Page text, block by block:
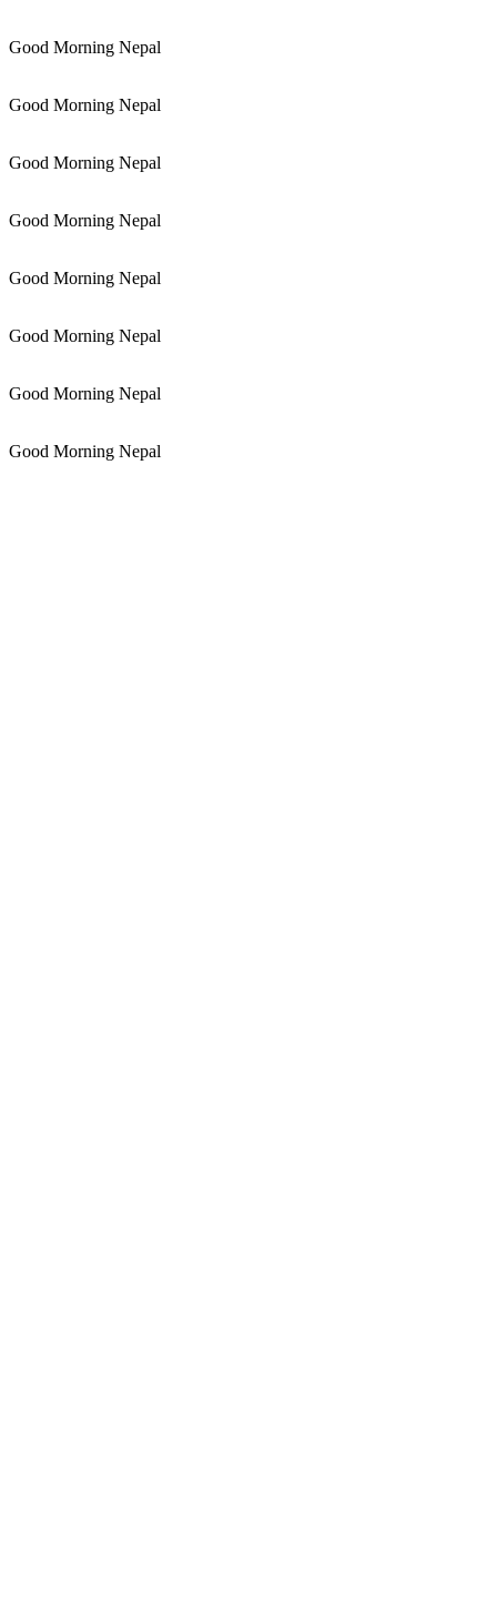
Good Morning Nepal
Good Morning Nepal
Good Morning Nepal
Good Morning Nepal
Good Morning Nepal
Good Morning Nepal
Good Morning Nepal
Good Morning Nepal